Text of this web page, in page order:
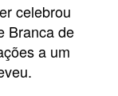
celebrou
Branca de
a um